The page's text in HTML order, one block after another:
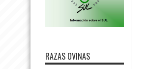
RAZAS OVINAS